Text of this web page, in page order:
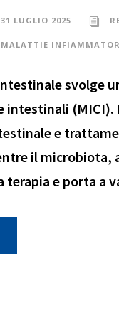
31 LUGLIO 2025
MALATTIE
svolge
(MICI).
e
il microbiota,
terapia e porta a